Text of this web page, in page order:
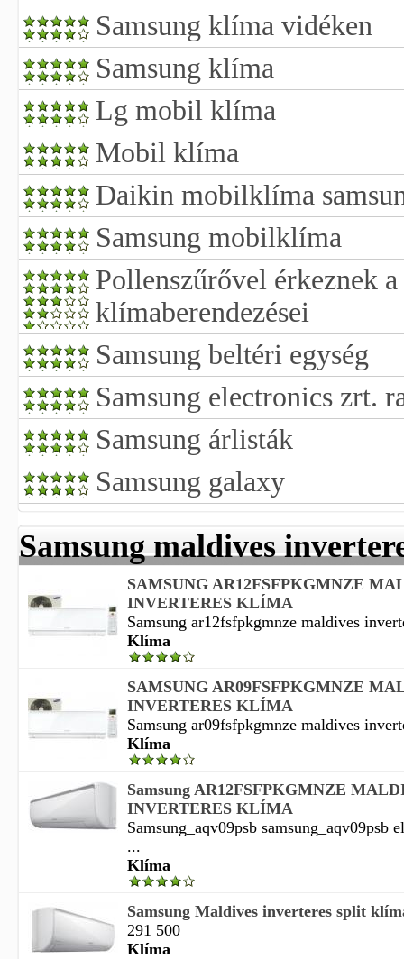
Samsung klíma vidéken
Samsung klíma
Lg mobil klíma
Mobil klíma
Daikin mobilklíma
Samsung mobilklíma
Pollenszűrővel érkeznek
klímaberendezései
Samsung beltéri egység
Samsung electronics zrt.
Samsung árlisták
Samsung galaxy
Samsung maldives
SAMSUNG AR12FSFPKGMNZE
INVERTERES KLÍMA
Samsung ar12fsfpkgmnze maldives
Klíma
SAMSUNG AR09FSFPKGMNZE
INVERTERES KLÍMA
Samsung ar09fsfpkgmnze maldives
Klíma
Samsung AR12FSFPKGMNZE
INVERTERES KLÍMA
Samsung_aqv09psb samsung_aqv09psb
...
Klíma
Samsung Maldives inverteres split
291 500
Klíma